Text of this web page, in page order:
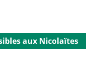
aux Nicolaïtes